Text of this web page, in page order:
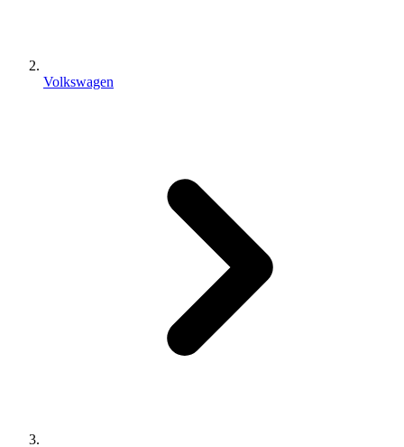
Volkswagen